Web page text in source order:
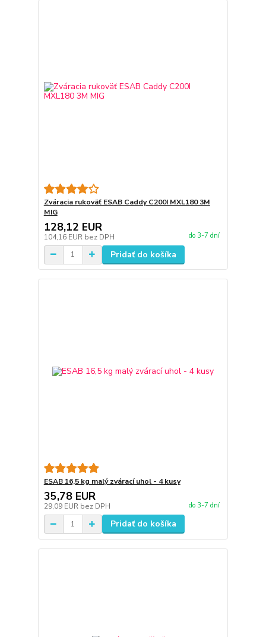
Zváracia rukoväť ESAB Caddy C200I MXL180 3M
MIG
128,12 EUR
104,16 EUR bez DPH do 3-7 dní
Pridať do košíka
ESAB 16,5 kg malý zvárací uhol - 4 kusy
35,78 EUR
29,09 EUR bez DPH do 3-7 dní
Pridať do košíka